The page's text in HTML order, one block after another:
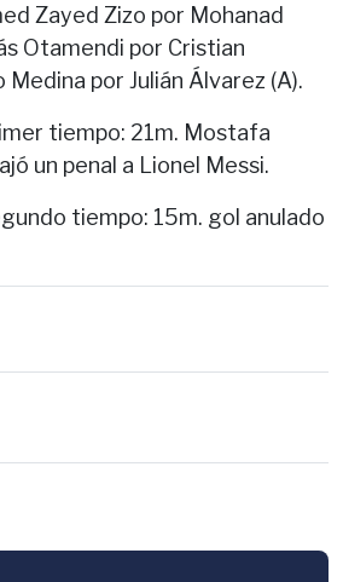
Zayed Zizo por Mohanad
Otamendi por Cristian
Medina por Julián Álvarez (A).
tiempo: 21m. Mostafa
un penal a Lionel Messi.
tiempo: 15m. gol anulado